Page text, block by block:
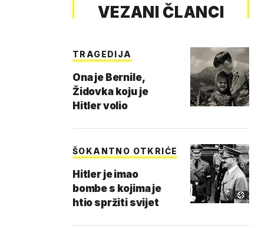
VEZANI ČLANCI
TRAGEDIJA
Ona je Bernile,
Židovka koju je
Hitler volio
ŠOKANTNO OTKRIĆE
Hitler je imao
bombe s kojima je
htio spržiti svijet